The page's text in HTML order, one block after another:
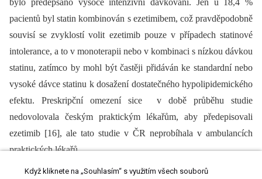
pacientů byl statin kombinován s ezetimibem, což pravděpodobně
souvisí se zvyklostí volit ezetimib pouze v případech statinové
intolerance, a to v monoterapii nebo v kombinaci s nízkou dávkou
statinu, zatímco by mohl být častěji přidáván ke standardní nebo
vysoké dávce statinu k dosažení dostatečného hypolipidemického
efektu. Preskripční omezení sice v době průběhu studie
nedovolovala českým praktickým lékařům, aby předepisovali
ezetimib [16], ale tato studie v ČR neprobíhala v ambulancích
praktických lékařů.
Lékaři uvedli SI u 16 (8 %) pacientů, což je menší podíl než 11–
Když kliknete na „Souhlasím“ s využitím všech souborů